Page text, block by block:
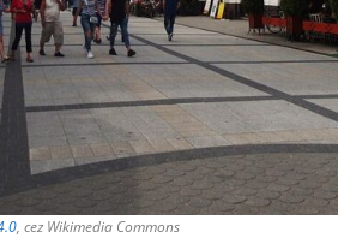
, cez Wikimedia Commons